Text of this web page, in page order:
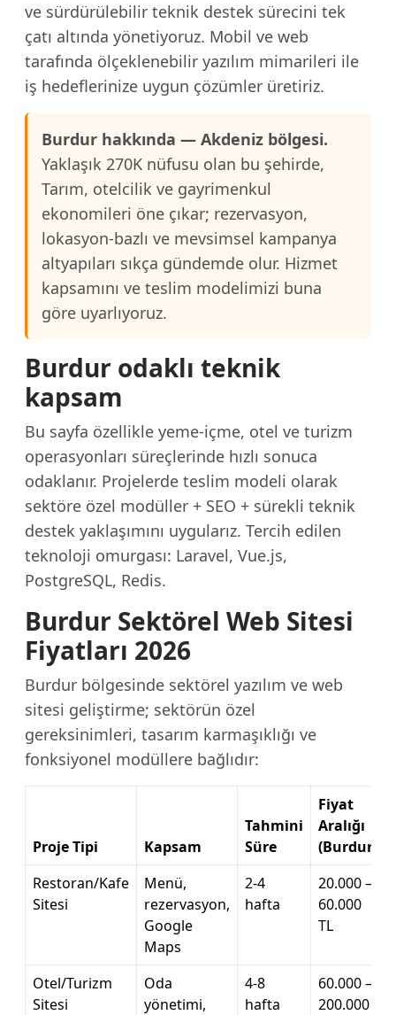
ve sürdürülebilir teknik destek sürecini tek
çatı altında yönetiyoruz. Mobil ve web
tarafında ölçeklenebilir yazılım mimarileri ile
iş hedeflerinize uygun çözümler üretiriz.
Burdur hakkında — Akdeniz bölgesi.
Yaklaşık 270K nüfusu olan bu şehirde,
Tarım, otelcilik ve gayrimenkul
ekonomileri öne çıkar; rezervasyon,
lokasyon-bazlı ve mevsimsel kampanya
altyapıları sıkça gündemde olur. Hizmet
kapsamını ve teslim modelimizi buna
göre uyarlıyoruz.
Burdur odaklı teknik
kapsam
Bu sayfa özellikle yeme-içme, otel ve turizm
operasyonları süreçlerinde hızlı sonuca
odaklanır. Projelerde teslim modeli olarak
sektöre özel modüller + SEO + sürekli teknik
destek yaklaşımını uygularız. Tercih edilen
teknoloji omurgası: Laravel, Vue.js,
PostgreSQL, Redis.
Burdur Sektörel Web Sitesi
Fiyatları 2026
Burdur bölgesinde sektörel yazılım ve web
sitesi geliştirme; sektörün özel
gereksinimleri, tasarım karmaşıklığı ve
fonksiyonel modüllere bağlıdır:
Proje Tipi Kapsam
Tahmini
Süre
Fiyat
Aralığı
(Burdur)
Restoran/Kafe
Sitesi
Menü,
rezervasyon,
Google
Maps
2-4
hafta
20.000 –
60.000
TL
Otel/Turizm
Sitesi
Oda
yönetimi,
4-8
hafta
60.000 –
200.000